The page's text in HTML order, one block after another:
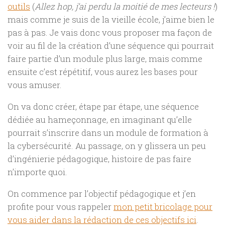
outils (Allez hop, j’ai perdu la moitié de mes lecteurs !)
mais comme je suis de la vieille école, j’aime bien le
pas à pas. Je vais donc vous proposer ma façon de
voir au fil de la création d’une séquence qui pourrait
faire partie d’un module plus large, mais comme
ensuite c’est répétitif, vous aurez les bases pour
vous amuser.
On va donc créer, étape par étape, une séquence
dédiée au hameçonnage, en imaginant qu’elle
pourrait s’inscrire dans un module de formation à
la cybersécurité. Au passage, on y glissera un peu
d’ingénierie pédagogique, histoire de pas faire
n’importe quoi.
On commence par l’objectif pédagogique et j’en
profite pour vous rappelermon petit bricolage pour
vous aider dans la rédaction de ces objectifs ici.